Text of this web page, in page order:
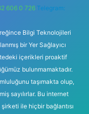
606 0 726 Telegram:
Bilgi Teknolojileri
bir Yer Sağlayıcı
içerikleri proaktif
bulunmamaktadır.
taşımakta olup,
sayılırlar. Bu internet
ile hiçbir bağlantısı